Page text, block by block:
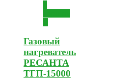
Газовый
нагреватель
РЕСАНТА
ТГП-15000